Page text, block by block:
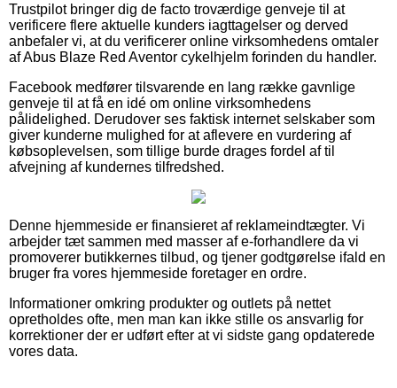
Trustpilot bringer dig de facto troværdige genveje til at
verificere flere aktuelle kunders iagttagelser og derved
anbefaler vi, at du verificerer online virksomhedens omtaler
af Abus Blaze Red Aventor cykelhjelm forinden du handler.
Facebook medfører tilsvarende en lang række gavnlige
genveje til at få en idé om online virksomhedens
pålidelighed. Derudover ses faktisk internet selskaber som
giver kunderne mulighed for at aflevere en vurdering af
købsoplevelsen, som tillige burde drages fordel af til
afvejning af kundernes tilfredshed.
Denne hjemmeside er finansieret af reklameindtægter. Vi
arbejder tæt sammen med masser af e-forhandlere da vi
promoverer butikkernes tilbud, og tjener godtgørelse ifald en
bruger fra vores hjemmeside foretager en ordre.
Informationer omkring produkter og outlets på nettet
opretholdes ofte, men man kan ikke stille os ansvarlig for
korrektioner der er udført efter at vi sidste gang opdaterede
vores data.